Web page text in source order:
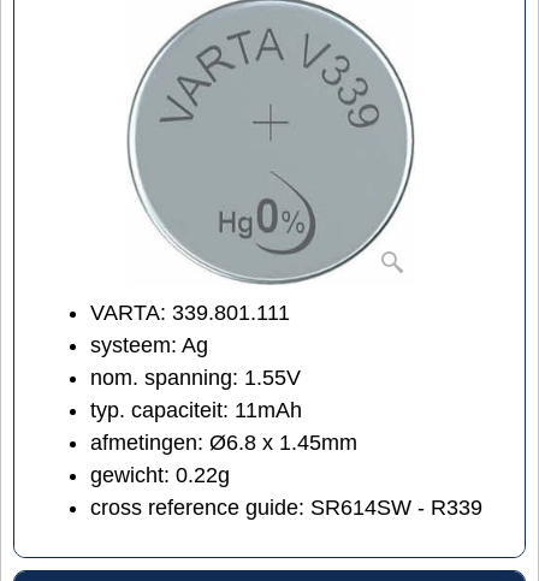
VARTA: 339.801.111
systeem: Ag
nom. spanning: 1.55V
typ. capaciteit: 11mAh
afmetingen: Ø6.8 x 1.45mm
gewicht: 0.22g
cross reference guide: SR614SW - R339